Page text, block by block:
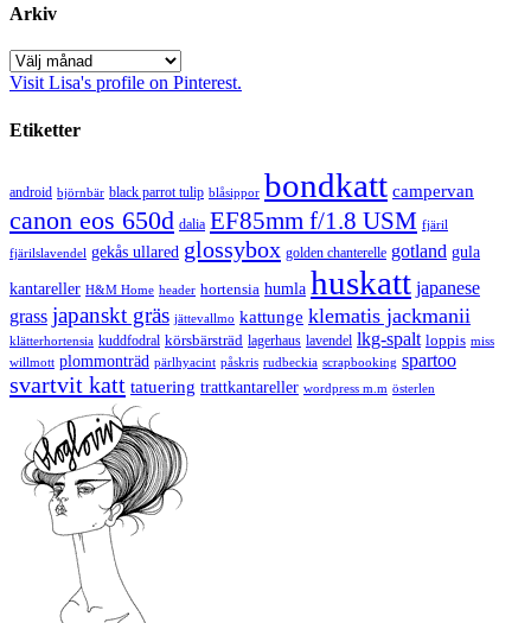
Arkiv
Arkiv
Visit Lisa's profile on Pinterest.
Etiketter
android björnbär black parrot tulip blåsippor bondkatt campervan
canon eos 650d dalia EF85mm f/1.8 USM fjäril
fjärilslavendel gekås ullared glossybox golden chanterelle gotland gula
kantareller H&M Home header hortensia humla huskatt japanese
grass japanskt gräs jättevallmo kattunge klematis jackmanii
klätterhortensia kuddfodral körsbärsträd lagerhaus lavendel lkg-spalt loppis miss
willmott plommonträd pärlhyacint påskris rudbeckia scrapbooking spartoo
svartvit katt tatuering trattkantareller wordpress m.m österlen